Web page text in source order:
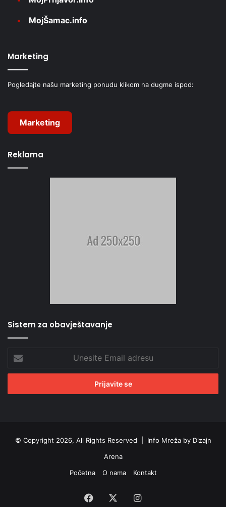
MojŠamac.info
Marketing
Pogledajte našu marketing ponudu klikom na dugme ispod:
Marketing
Reklama
Sistem za obavještavanje
Email
adresu
© Copyright 2026, All Rights Reserved | Info Mreža by Dizajn
Arena
Početna
O nama Kontakt
Facebook Instagram